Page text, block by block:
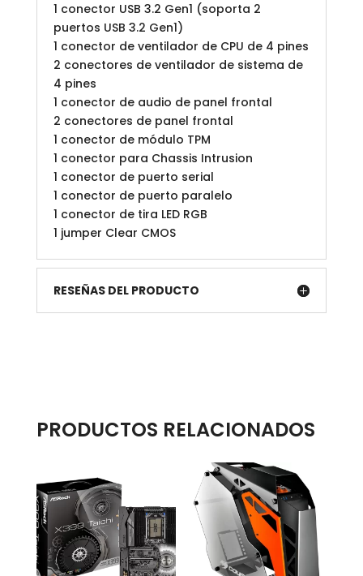
1 conector USB 3.2 Gen1 (soporta 2
puertos USB 3.2 Gen1)
1 conector de ventilador de CPU de 4 pines
2 conectores de ventilador de sistema de
4 pines
1 conector de audio de panel frontal
2 conectores de panel frontal
1 conector de módulo TPM
1 conector para Chassis Intrusion
1 conector de puerto serial
1 conector de puerto paralelo
1 conector de tira LED RGB
1 jumper Clear CMOS
RESEÑAS DEL PRODUCTO
PRODUCTOS RELACIONADOS